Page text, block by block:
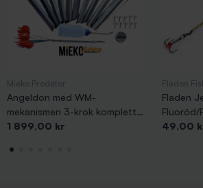
Angeldon med WM-
mekanismen 3-krok komplett
sats 10-pack
Pris
1 899,00 kr
Fladen
Fluoröd/
Pris
49,00